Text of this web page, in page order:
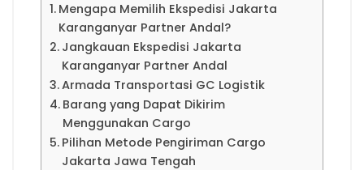
Mengapa Memilih Ekspedisi Jakarta
Karanganyar Partner Andal?
Jangkauan Ekspedisi Jakarta
Karanganyar Partner Andal
Armada Transportasi GC Logistik
Barang yang Dapat Dikirim
Menggunakan Cargo
Pilihan Metode Pengiriman Cargo
Jakarta Jawa Tengah